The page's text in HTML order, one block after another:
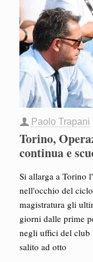
Paolo Trapani
Torino,
continua e
Si allarga a Torino
nell'occhio del
magistratura gli
giorni dalle prime
negli uffici del club
salito ad otto